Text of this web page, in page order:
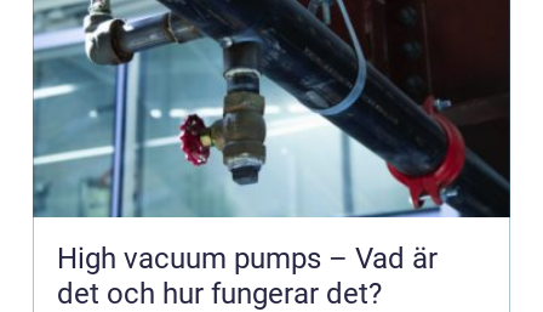
High vacuum pumps – Vad är
det och hur fungerar det?